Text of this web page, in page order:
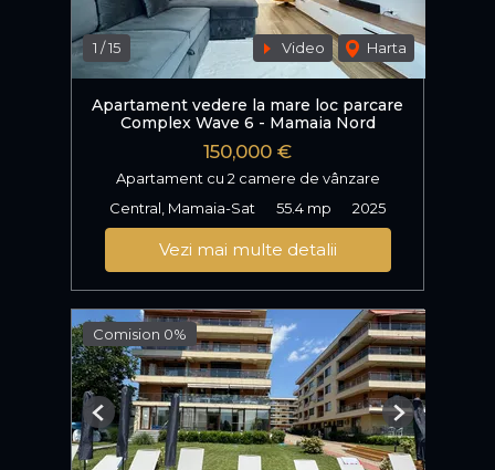
1 /15 Video Harta
Apartament vedere la mare loc parcare
Complex Wave 6 - Mamaia Nord
150,000 €
Apartament cu 2 camere de vânzare
Central, Mamaia-Sat
55.4 mp 2025
Vezi mai multe detalii
Comision 0%
Previous Next